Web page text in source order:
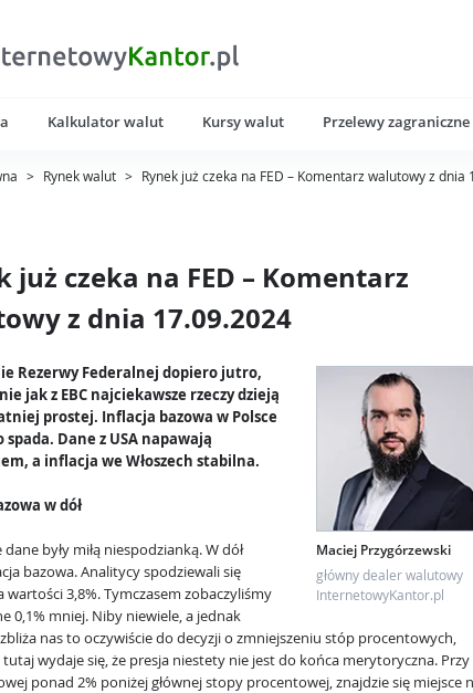
Kalkulator walut Kursy walut Przelewy zagraniczne
> Rynek walut > Rynek już czeka na FED – Komentarz walutowy z dnia
już czeka na FED – Komentarz
z dnia 17.09.2024
Maciej Przygórzewski
główny dealer walutowy
InternetowyKantor.pl
Rezerwy Federalnej dopiero jutro,
jak z EBC najciekawsze rzeczy dzieją
prostej. Inflacja bazowa w Polsce
Dane z USA napawają
a inflacja we Włoszech stabilna.
w dół
dane były miłą niespodzianką. W dół
bazowa. Analitycy spodziewali się
wartości 3,8%. Tymczasem zobaczyliśmy
0,1% mniej. Niby niewiele, a jednak
nas to oczywiście do decyzji o zmniejszeniu stóp procentowych,
wydaje się, że presja niestety nie jest do końca merytoryczna. Przy
ponad 2% poniżej głównej stopy procentowej, znajdzie się miejsce